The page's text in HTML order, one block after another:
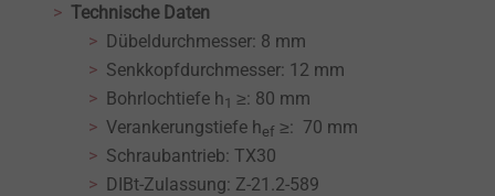
Technische Daten
Dübeldurchmesser: 8 mm
Senkkopfdurchmesser: 12 mm
Bohrlochtiefe h1 ≥: 80 mm
Verankerungstiefe hef ≥: 70 mm
Schraubantrieb: TX30
DIBt-Zulassung: Z-21.2-589